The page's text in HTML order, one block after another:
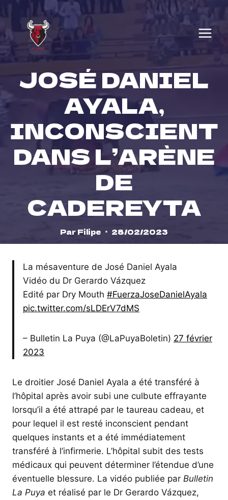
to
content
JOSÉ DANIEL
AYALA,
INCONSCIENT
DANS L’ARÈNE
DE
CADEREYTA
Par Filipe 28/02/2023
La mésaventure de José Daniel Ayala
Vidéo du Dr Gerardo Vázquez
Edité par Dry Mouth #FuerzaJoseDanielAyala
pic.twitter.com/sLDErV7dMS
– Bulletin La Puya (@LaPuyaBoletin) 27 février
2023
Le droitier José Daniel Ayala a été transféré à
l’hôpital après avoir subi une culbute effrayante
lorsqu’il a été attrapé par le taureau cadeau, et
pour lequel il est resté inconscient pendant
quelques instants et a été immédiatement
transféré à l’infirmerie. L’hôpital subit des tests
médicaux qui peuvent déterminer l’étendue d’une
éventuelle blessure. La vidéo publiée par Bulletin
La Puya et réalisé par le Dr Gerardo Vázquez,